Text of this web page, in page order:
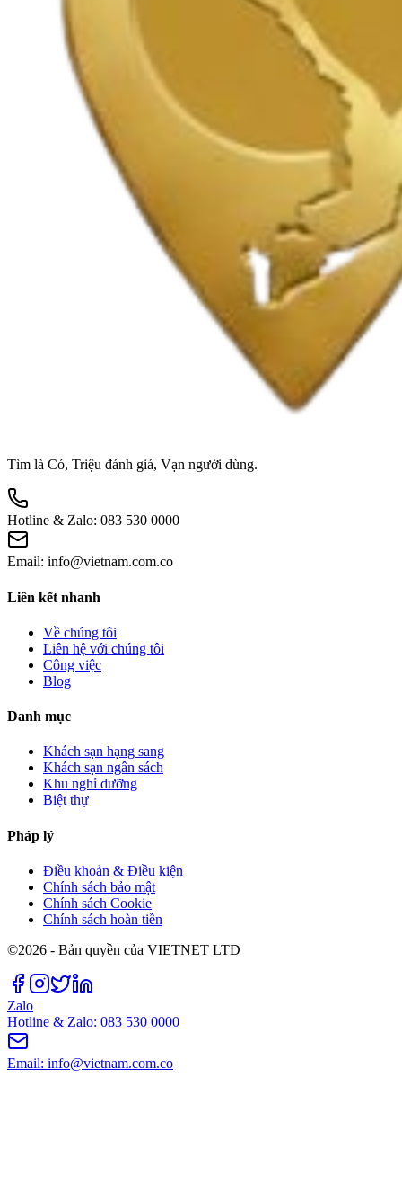
Tìm là Có, Triệu đánh giá, Vạn người dùng.
Hotline & Zalo: 083 530 0000
Email: info@vietnam.com.co
Liên kết nhanh
Về chúng tôi
Liên hệ với chúng tôi
Công việc
Blog
Danh mục
Khách sạn hạng sang
Khách sạn ngân sách
Khu nghỉ dưỡng
Biệt thự
Pháp lý
Điều khoản & Điều kiện
Chính sách bảo mật
Chính sách Cookie
Chính sách hoàn tiền
©2026 - Bản quyền của VIETNET LTD
Zalo
Hotline & Zalo: 083 530 0000
Email: info@vietnam.com.co